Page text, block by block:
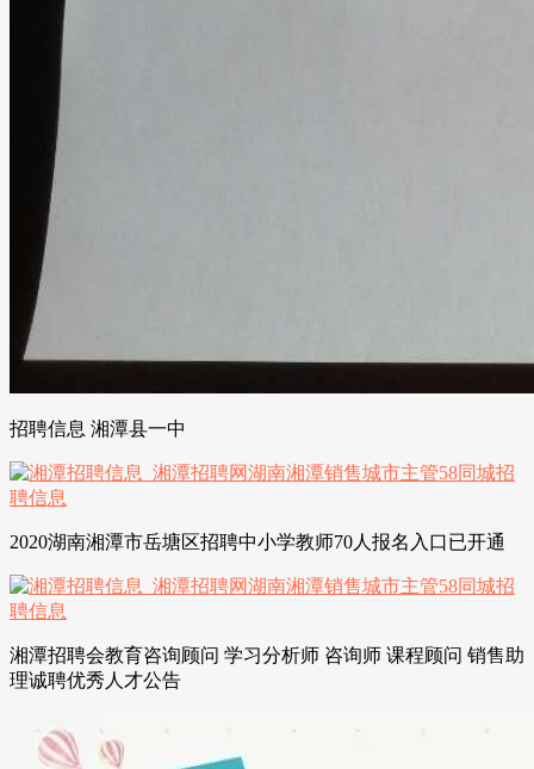
招聘信息 湘潭县一中
2020湖南湘潭市岳塘区招聘中小学教师70人报名入口已开通
湘潭招聘会教育咨询顾问 学习分析师 咨询师 课程顾问 销售助
理诚聘优秀人才公告